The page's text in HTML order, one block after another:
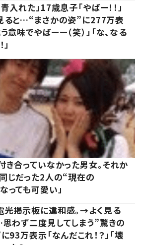
入れた」17歳息子「やばー！！」
ると…“まさかの姿”に277万表
意味でやばーー（笑）」「な、なる
き合っていなかった男女。それか
じだった2人の“現在の
ても可愛い」
光掲示板に違和感。→よく見る
わず二度見してしまう”驚きの
93万表示「なんだこれ！？」「壊